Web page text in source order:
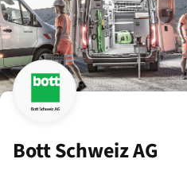
Bott Schweiz AG